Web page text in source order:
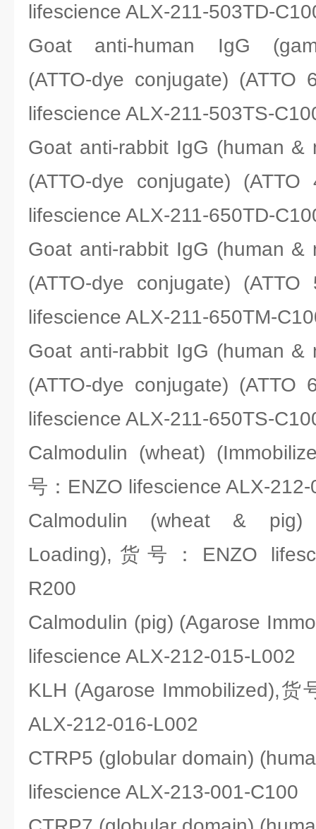
lifescience ALX-211-503TD-
Goat anti-human IgG
(ATTO-dye conjugate)
lifescience ALX-211-503TS-
Goat anti-rabbit IgG (human &
(ATTO-dye conjugate)
lifescience ALX-211-650TD-
Goat anti-rabbit IgG (human &
(ATTO-dye conjugate)
lifescience ALX-211-650TM-
Goat anti-rabbit IgG (human &
(ATTO-dye conjugate)
lifescience ALX-211-650TS-
Calmodulin (wheat)
号：ENZO lifescience ALX-
Calmodulin (wheat & pig)
Loading),货号：ENZO
R200
Calmodulin (pig) (Agarose
lifescience ALX-212-015-L002
KLH (Agarose Immobilized),货
ALX-212-016-L002
CTRP5 (globular domain)
lifescience ALX-213-001-C100